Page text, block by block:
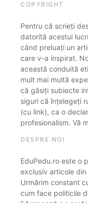
COPYRIGHT
Pentru că scrieți
datorită acestui
când preluați un
care v-a inspirat.
această conduită
mult mai multă
că găsiți subiecte
siguri că înțelegeți
(cu link), ca o
profesionalism. Vă
DESPRE NOI
EduPedu.ro este o
exclusiv articole
Urmărim constant
cum face politicile